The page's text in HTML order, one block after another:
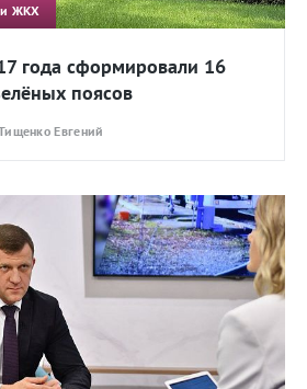
и ЖКХ
года сформировали 16
поясов
Евгений